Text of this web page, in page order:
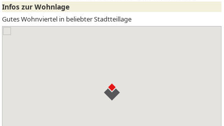
Infos zur Wohnlage
Gutes Wohnviertel in beliebter Stadtteillage